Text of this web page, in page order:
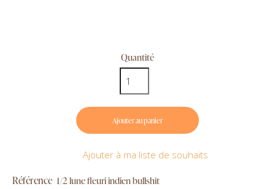
Quantité
Ajouter au panier
Ajouter à ma liste de souhaits
Référence 1/2 lune fleuri indien bullshit